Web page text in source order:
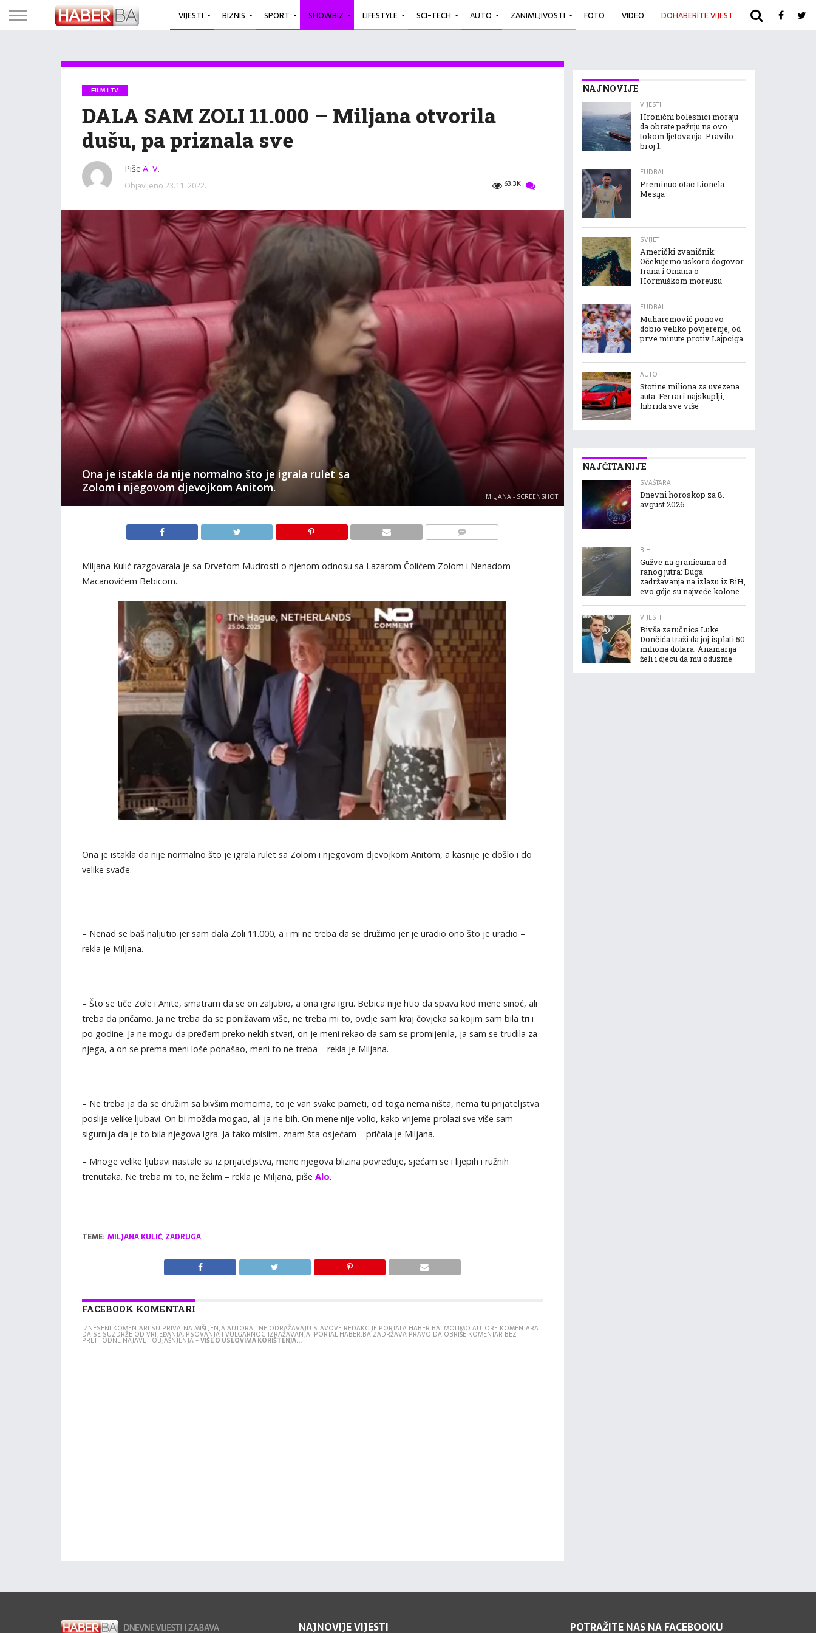
VIJESTI BIZNIS SPORT SHOWBIZ LIFESTYLE SCI-TECH AUTO ZANIMLJIVOSTI FOTO VIDEO DOHABERITE VIJEST ARHIVA
FILM I TV
DALA SAM ZOLI 11.000 – Miljana otvorila
dušu, pa priznala sve
Piše A. V.
63.3K
Objavljeno 23.11. 2022.
Ona je istakla da nije normalno što je igrala rulet sa
Zolom i njegovom djevojkom Anitom.
MILJANA - SCREENSHOT
Miljana Kulić razgovarala je sa Drvetom Mudrosti o njenom odnosu sa Lazarom Čolićem Zolom i Nenadom
Macanovićem Bebicom.
Ona je istakla da nije normalno što je igrala rulet sa Zolom i njegovom djevojkom Anitom, a kasnije je došlo i do
velike svađe.
– Nenad se baš naljutio jer sam dala Zoli 11.000, a i mi ne treba da se družimo jer je uradio ono što je uradio –
rekla je Miljana.
– Što se tiče Zole i Anite, smatram da se on zaljubio, a ona igra igru. Bebica nije htio da spava kod mene sinoć, ali
treba da pričamo. Ja ne treba da se ponižavam više, ne treba mi to, ovdje sam kraj čovjeka sa kojim sam bila tri i
po godine. Ja ne mogu da pređem preko nekih stvari, on je meni rekao da sam se promijenila, ja sam se trudila za
njega, a on se prema meni loše ponašao, meni to ne treba – rekla je Miljana.
– Ne treba ja da se družim sa bivšim momcima, to je van svake pameti, od toga nema ništa, nema tu prijateljstva
poslije velike ljubavi. On bi možda mogao, ali ja ne bih. On mene nije volio, kako vrijeme prolazi sve više sam
sigurnija da je to bila njegova igra. Ja tako mislim, znam šta osjećam – pričala je Miljana.
– Mnoge velike ljubavi nastale su iz prijateljstva, mene njegova blizina povređuje, sjećam se i lijepih i ružnih
trenutaka. Ne treba mi to, ne želim – rekla je Miljana, piše Alo.
TEME: MILJANA KULIĆ, ZADRUGA
FACEBOOK KOMENTARI
IZNESENI KOMENTARI SU PRIVATNA MIŠLJENJA AUTORA I NE ODRAŽAVAJU STAVOVE REDAKCIJE PORTALA HABER.BA. MOLIMO AUTORE KOMENTARA
DA SE SUZDRŽE OD VRIJEĐANJA, PSOVANJA I VULGARNOG IZRAŽAVANJA. PORTAL HABER.BA ZADRŽAVA PRAVO DA OBRIŠE KOMENTAR BEZ
PRETHODNE NAJAVE I OBJAŠNJENJA -VIŠE O USLOVIMA KORIŠTENJA...
NAJNOVIJE
VIJESTI
Hronični bolesnici moraju
da obrate pažnju na ovo
tokom ljetovanja: Pravilo
broj 1.
FUDBAL
Preminuo otac Lionela
Mesija
SVIJET
Američki zvaničnik:
Očekujemo uskoro dogovor
Irana i Omana o
Hormuškom moreuzu
FUDBAL
Muharemović ponovo
dobio veliko povjerenje, od
prve minute protiv Lajpciga
AUTO
Stotine miliona za uvezena
auta: Ferrari najskuplji,
hibrida sve više
NAJČITANIJE
SVAŠTARA
Dnevni horoskop za 8.
avgust.2026.
BIH
Gužve na granicama od
ranog jutra: Duga
zadržavanja na izlazu iz BiH,
evo gdje su najveće kolone
VIJESTI
Bivša zaručnica Luke
Dončića traži da joj isplati 50
miliona dolara: Anamarija
želi i djecu da mu oduzme
NAJNOVIJE VIJESTI POTRAŽITE NAS NA FACEBOOKU